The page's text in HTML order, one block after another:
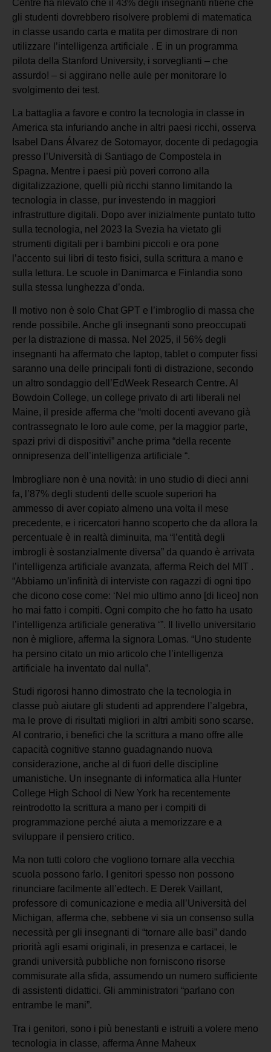
Centre ha rilevato che il 43% degli insegnanti ritiene che
gli studenti dovrebbero risolvere problemi di matematica
in classe usando carta e matita per dimostrare di non
utilizzare l’intelligenza artificiale . E in un programma
pilota della Stanford University, i sorveglianti – che
assurdo! – si aggirano nelle aule per monitorare lo
svolgimento dei test.
La battaglia a favore e contro la tecnologia in classe in
America sta infuriando anche in altri paesi ricchi, osserva
Isabel Dans Álvarez de Sotomayor, docente di pedagogia
presso l’Università di Santiago de Compostela in
Spagna. Mentre i paesi più poveri corrono alla
digitalizzazione, quelli più ricchi stanno limitando la
tecnologia in classe, pur investendo in maggiori
infrastrutture digitali. Dopo aver inizialmente puntato tutto
sulla tecnologia, nel 2023 la Svezia ha vietato gli
strumenti digitali per i bambini piccoli e ora pone
l’accento sui libri di testo fisici, sulla scrittura a mano e
sulla lettura. Le scuole in Danimarca e Finlandia sono
sulla stessa lunghezza d’onda.
Il motivo non è solo Chat GPT e l’imbroglio di massa che
rende possibile. Anche gli insegnanti sono preoccupati
per la distrazione di massa. Nel 2025, il 56% degli
insegnanti ha affermato che laptop, tablet o computer fissi
saranno una delle principali fonti di distrazione, secondo
un altro sondaggio dell’EdWeek Research Centre. Al
Bowdoin College, un college privato di arti liberali nel
Maine, il preside afferma che “molti docenti avevano già
contrassegnato le loro aule come, per la maggior parte,
spazi privi di dispositivi” anche prima “della recente
onnipresenza dell’intelligenza artificiale “.
Imbrogliare non è una novità: in uno studio di dieci anni
fa, l’87% degli studenti delle scuole superiori ha
ammesso di aver copiato almeno una volta il mese
precedente, e i ricercatori hanno scoperto che da allora la
percentuale è in realtà diminuita, ma “l’entità degli
imbrogli è sostanzialmente diversa” da quando è arrivata
l’intelligenza artificiale avanzata, afferma Reich del MIT .
“Abbiamo un’infinità di interviste con ragazzi di ogni tipo
che dicono cose come: ‘Nel mio ultimo anno [di liceo] non
ho mai fatto i compiti. Ogni compito che ho fatto ha usato
l’intelligenza artificiale generativa ‘”. Il livello universitario
non è migliore, afferma la signora Lomas. “Uno studente
ha persino citato un mio articolo che l’intelligenza
artificiale ha inventato dal nulla”.
Studi rigorosi hanno dimostrato che la tecnologia in
classe può aiutare gli studenti ad apprendere l’algebra,
ma le prove di risultati migliori in altri ambiti sono scarse.
Al contrario, i benefici che la scrittura a mano offre alle
capacità cognitive stanno guadagnando nuova
considerazione, anche al di fuori delle discipline
umanistiche. Un insegnante di informatica alla Hunter
College High School di New York ha recentemente
reintrodotto la scrittura a mano per i compiti di
programmazione perché aiuta a memorizzare e a
sviluppare il pensiero critico.
Ma non tutti coloro che vogliono tornare alla vecchia
scuola possono farlo. I genitori spesso non possono
rinunciare facilmente all’edtech. E Derek Vaillant,
professore di comunicazione e media all’Università del
Michigan, afferma che, sebbene vi sia un consenso sulla
necessità per gli insegnanti di “tornare alle basi” dando
priorità agli esami originali, in presenza e cartacei, le
grandi università pubbliche non forniscono risorse
commisurate alla sfida, assumendo un numero sufficiente
di assistenti didattici. Gli amministratori “parlano con
entrambe le mani”.
Tra i genitori, sono i più benestanti e istruiti a volere meno
tecnologia in classe, afferma Anne Maheux